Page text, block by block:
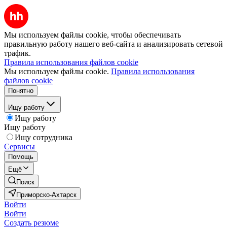
Мы используем файлы cookie, чтобы обеспечивать
правильную работу нашего веб-сайта и анализировать сетевой
трафик.
Правила использования файлов cookie
Мы используем файлы cookie. Правила использования
файлов cookie
Понятно
Ищу работу
Ищу работу
Ищу работу
Ищу сотрудника
Сервисы
Помощь
Ещё
Поиск
Приморско-Ахтарск
Войти
Войти
Создать резюме